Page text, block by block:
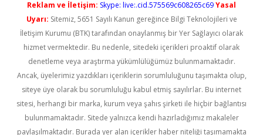
Reklam ve İletişim: Skype: live:.cid.575569c608265c69Yasal
Uyarı: Sitemiz, 5651 Sayılı Kanun gereğince Bilgi Teknolojileri ve
İletişim Kurumu (BTK) tarafından onaylanmış bir Yer Sağlayıcı olarak
hizmet vermektedir. Bu nedenle, sitedeki içerikleri proaktif olarak
denetleme veya araştırma yükümlülüğümüz bulunmamaktadır.
Ancak, üyelerimiz yazdıkları içeriklerin sorumluluğunu taşımakta olup,
siteye üye olarak bu sorumluluğu kabul etmiş sayılırlar. Bu internet
sitesi, herhangi bir marka, kurum veya şahıs şirketi ile hiçbir bağlantısı
bulunmamaktadır. Sitede yalnızca kendi hazırladığımız makaleler
paylaşılmaktadır. Burada yer alan içerikler haber niteliği taşımamakta